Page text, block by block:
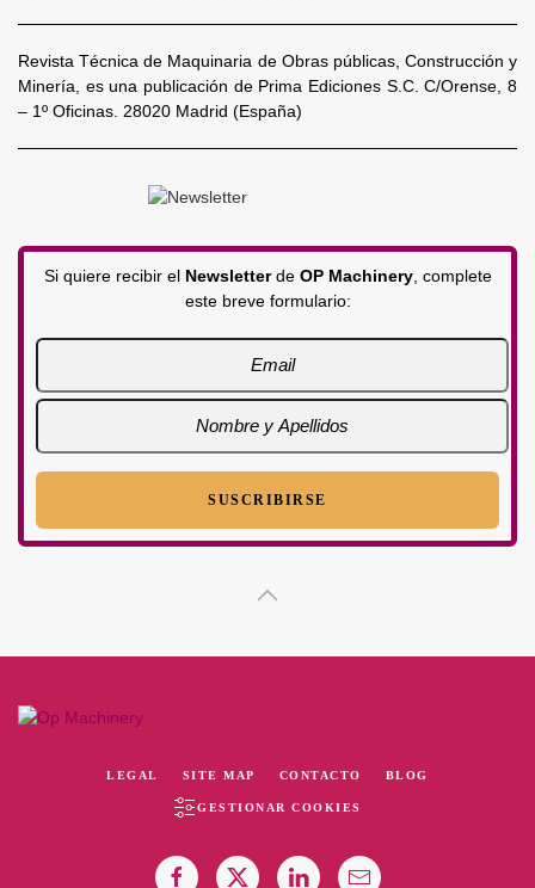
Revista Técnica de Maquinaria de Obras públicas, Construcción y
Minería, es una publicación de Prima Ediciones S.C. C/Orense, 8
– 1º Oficinas. 28020 Madrid (España)
Si quiere recibir el Newsletterde OP Machinery, complete
este breve formulario:
LEGAL SITE MAP CONTACTO BLOG
GESTIONAR COOKIES